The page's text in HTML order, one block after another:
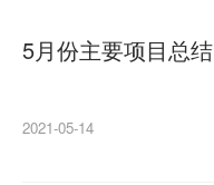
5月份主要项目总结
2021-05-14